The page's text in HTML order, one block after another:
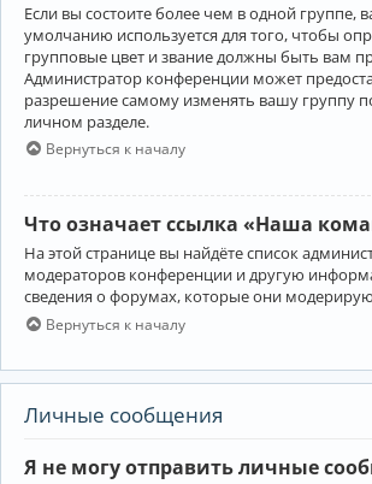
Если вы состоите более чем в одной группе,
умолчанию используется для того, чтобы
групповые цвет и звание должны быть вам
Администратор конференции может
разрешение самому изменять вашу группу
личном разделе.
Вернуться к началу
Что означает ссылка «Наша
На этой странице вы найдёте список
модераторов конференции и другую
сведения о форумах, которые они
Вернуться к началу
Личные сообщения
Я не могу отправить личные